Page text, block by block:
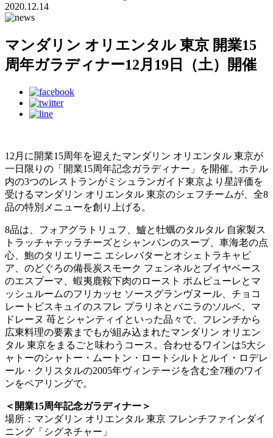
2020.12.14
マンダリン オリエンタル 東京 開業15
周年ガラディナー12月19日（土）開催
12月に開業15周年を迎えたマンダリン オリエンタル 東京が
一日限りの「開業15周年記念ガラディナー」を開催。ホテル
内の3つのレストランがミシュランガイド東京より星評価を
受けるマンダリン オリエンタル 東京のシェフチームが、全8
品の特別メニューを創り上げる。
8品は、フォアグラトリュフ、鱸と牡蠣のタルタル 自家製ス
トラッチャテッラチーズとシャンパンのスープ、車海老の点
心、鮑のタリエリーニ エシレバターとオシェトラキャビ
ア、のどぐろの備長炭スモーク フェンネルとブイヤベース
のエスプーマ、蝦夷鹿鞍下肉のロースト ポムピューレとマ
ッシュルームのフリカッセ ソースグランヴヌール、チョコ
レートビスキュイのスフレ プラリネとバニラのソルベ、マ
ドレーヌ 苺とシャンティイといった品々で、フレンチから
広東料理の要素までもが組み込まれたマンダリン オリエン
タル 東京をまるごと味わうコース。合わせるワインは5大シ
ャトーのシャトー・ムートン・ロートシルトとルイ・ロデレ
ール・クリスタルの2005年ヴィンテージを含む全7種のワイ
ンをペアリングで。
＜開業15周年記念ガラディナー＞
場所：マンダリン オリエンタル 東京 フレンチファインダイ
ニング「シグネチャー」